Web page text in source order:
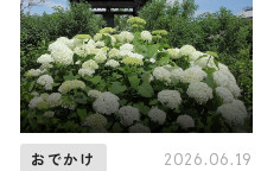
おでかけ 2026.06.19